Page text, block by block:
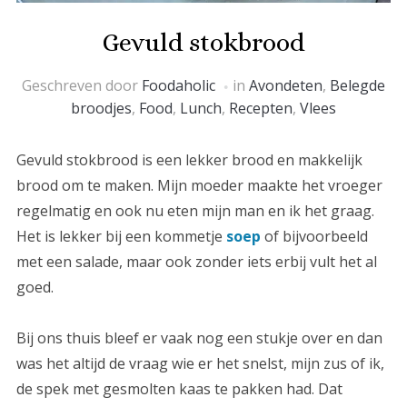
Gevuld stokbrood
Geschreven door Foodaholic in Avondeten, Belegde
broodjes, Food, Lunch, Recepten, Vlees
Gevuld stokbrood is een lekker brood en makkelijk
brood om te maken. Mijn moeder maakte het vroeger
regelmatig en ook nu eten mijn man en ik het graag.
Het is lekker bij een kommetje soep of bijvoorbeeld
met een salade, maar ook zonder iets erbij vult het al
goed.
Bij ons thuis bleef er vaak nog een stukje over en dan
was het altijd de vraag wie er het snelst, mijn zus of ik,
de spek met gesmolten kaas te pakken had. Dat